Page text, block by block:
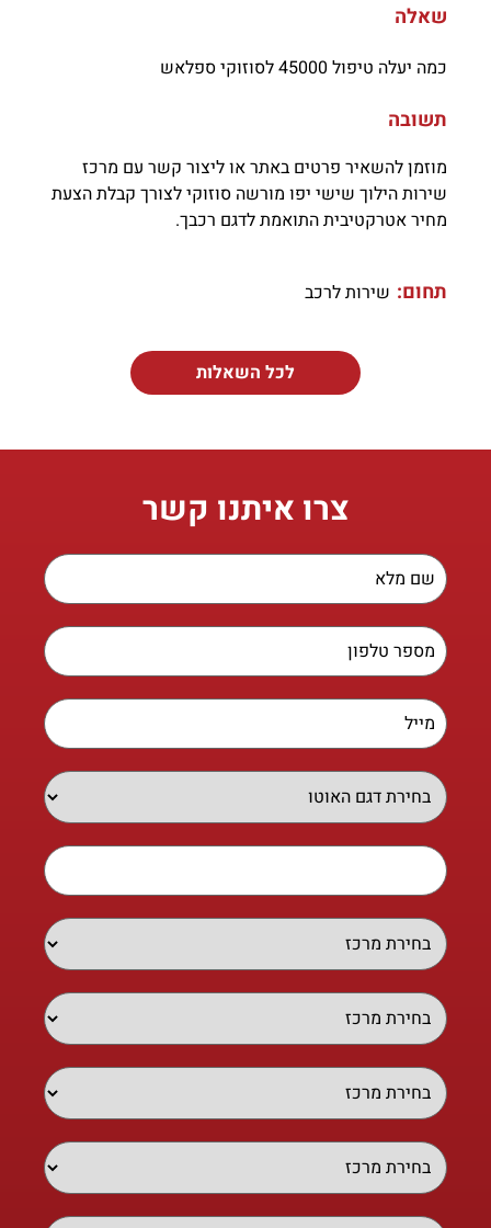
שאלה
כמה יעלה טיפול 45000 לסוזוקי ספלאש
תשובה
מוזמן להשאיר פרטים באתר או ליצור קשר עם מרכז
שירות הילוך שישי יפו מורשה סוזוקי לצורך קבלת הצעת
מחיר אטרקטיבית התואמת לדגם רכבך.
תחום: שירות לרכב
לכל השאלות
צרו איתנו קשר